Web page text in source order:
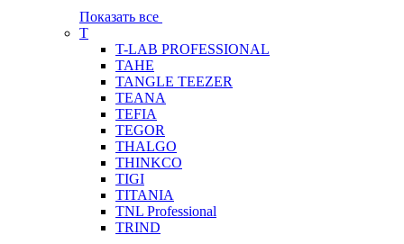
Показать все
T
T-LAB PROFESSIONAL
TAHE
TANGLE TEEZER
TEANA
TEFIA
TEGOR
THALGO
THINKCO
TIGI
TITANIA
TNL Professional
TRIND